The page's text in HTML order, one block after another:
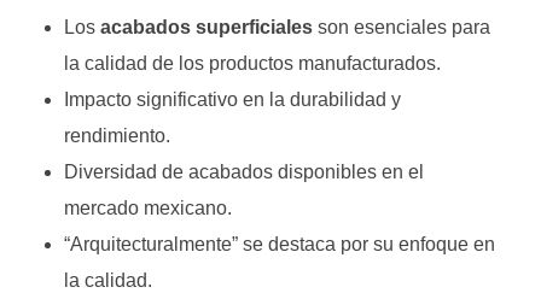
Los acabados superficialesson esenciales para
la calidad de los productos manufacturados.
Impacto significativo en la durabilidad y
rendimiento.
Diversidad de acabados disponibles en el
mercado mexicano.
“Arquitecturalmente” se destaca por su enfoque en
la calidad.